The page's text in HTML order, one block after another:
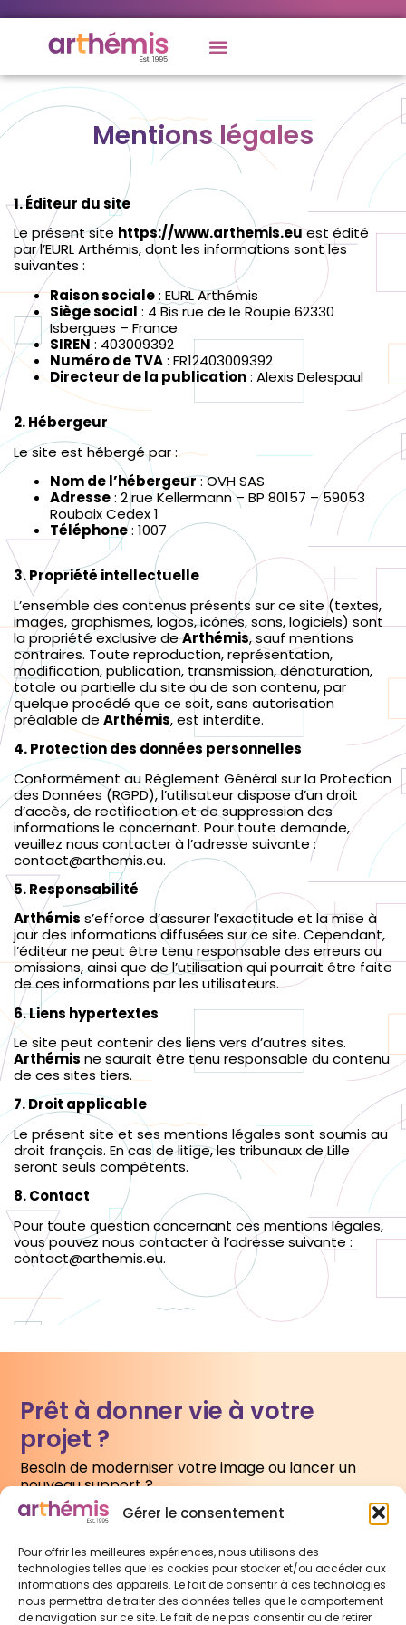
Gérer le consentement
Pour offrir les meilleures expériences, nous utilisons des
technologies telles que les cookies pour stocker et/ou accéder aux
informations des appareils. Le fait de consentir à ces technologies
nous permettra de traiter des données telles que le comportement
de navigation sur ce site. Le fait de ne pas consentir ou de retirer
Mentions légales
1. Éditeur du site
Le présent site https://www.arthemis.euest édité
par l’EURL Arthémis, dont les informations sont les
suivantes :
Raison sociale: EURL Arthémis
Siège social : 4 Bis rue de le Roupie 62330
Isbergues – France
SIREN : 403009392
Numéro de TVA: FR12403009392
Directeur de la publication: Alexis Delespaul
2. Hébergeur
Le site est hébergé par :
Nom de l’hébergeur: OVH SAS
Adresse: 2 rue Kellermann – BP 80157 – 59053
Roubaix Cedex 1
Téléphone: 1007
3. Propriété intellectuelle
L’ensemble des contenus présents sur ce site (textes,
images, graphismes, logos, icônes, sons, logiciels) sont
la propriété exclusive deArthémis, sauf mentions
contraires. Toute reproduction, représentation,
modification, publication, transmission, dénaturation,
totale ou partielle du site ou de son contenu, par
quelque procédé que ce soit, sans autorisation
préalable de Arthémis, est interdite.
4. Protection des données personnelles
Conformément au Règlement Général sur la Protection
des Données (RGPD), l’utilisateur dispose d’un droit
d’accès, de rectification et de suppression des
informations le concernant. Pour toute demande,
veuillez nous contacter à l’adresse suivante :
contact@arthemis.eu.
5. Responsabilité
Arthémis s’efforce d’assurer l’exactitude et la mise à
jour des informations diffusées sur ce site. Cependant,
l’éditeur ne peut être tenu responsable des erreurs ou
omissions, ainsi que de l’utilisation qui pourrait être faite
de ces informations par les utilisateurs.
6. Liens hypertextes
Le site peut contenir des liens vers d’autres sites.
Arthémis ne saurait être tenu responsable du contenu
de ces sites tiers.
7. Droit applicable
Le présent site et ses mentions légales sont soumis au
droit français. En cas de litige, les tribunaux de Lille
seront seuls compétents.
8. Contact
Pour toute question concernant ces mentions légales,
vous pouvez nous contacter à l’adresse suivante :
contact@arthemis.eu.
Prêt à donner vie à votre
projet ?
Besoin de moderniser votre image ou lancer un
nouveau support ?